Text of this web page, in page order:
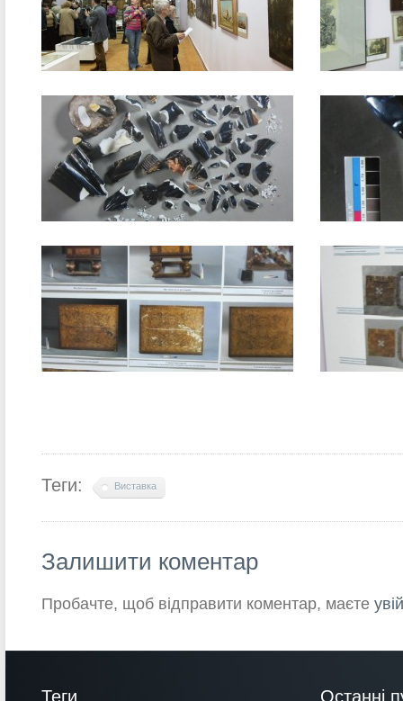
Теги: Виставка
Залишити коментар
Пробачте, щоб відправити коментар, маєте
Теги Останні